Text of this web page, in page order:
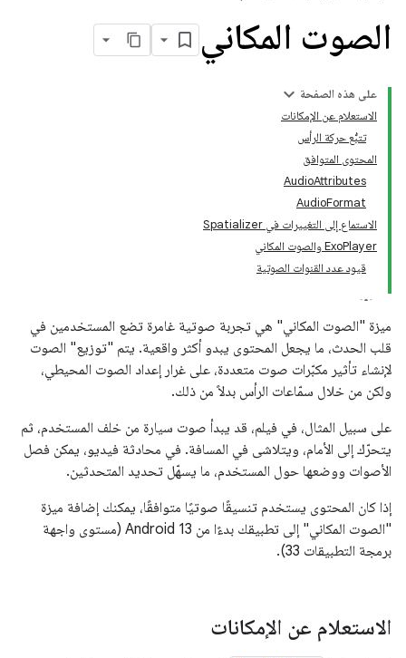
الصوت المكاني
على هذه الصفحة
الاستعلام عن الإمكانات
تتبُّع حركة الرأس
المحتوى المتوافق
AudioAttributes
AudioFormat
الاستماع إلى التغييرات في Spatializer
ExoPlayer والصوت المكاني
قيود عدد القنوات الصوتية
ميزة "الصوت المكاني" هي تجربة صوتية غامرة تضع المستخدمين في
قلب الحدث، ما يجعل المحتوى يبدو أكثر واقعية. يتم "توزيع" الصوت
لإنشاء تأثير مكبّرات صوت متعددة، على غرار إعداد الصوت المحيطي،
ولكن من خلال سمّاعات الرأس بدلاً من ذلك.
على سبيل المثال، في فيلم، قد يبدأ صوت سيارة من خلف المستخدم، ثم
يتحرّك إلى الأمام، ويتلاشى في المسافة. في محادثة فيديو، يمكن فصل
الأصوات ووضعها حول المستخدم، ما يسهّل تحديد المتحدثين.
إذا كان المحتوى يستخدم تنسيقًا صوتيًا متوافقًا، يمكنك إضافة ميزة
"الصوت المكاني" إلى تطبيقك بدءًا من Android 13 (مستوى واجهة
برمجة التطبيقات 33).
الاستعلام عن الإمكانات